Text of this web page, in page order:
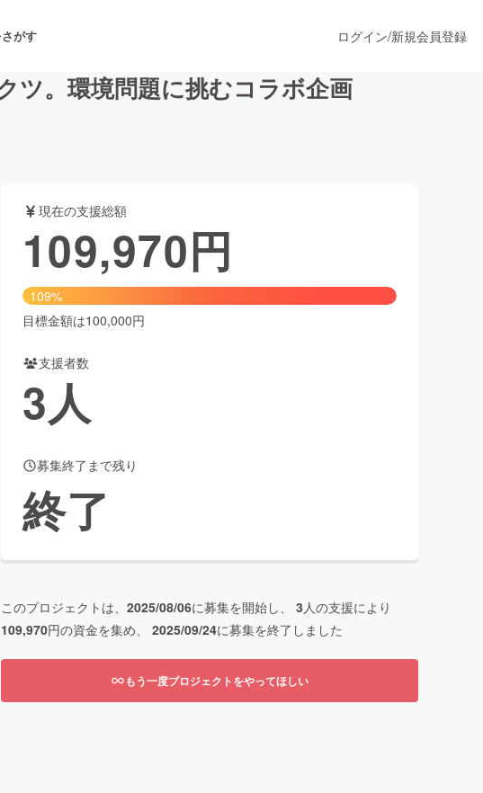
がす
ォーマンス
店 ファッション
・ヘルスケア
ログイン/新規会員登録
ツ。環境問題に挑むコラボ企画
現在の支援総額
109,970円
109%
目標金額は100,000円
支援者数
3人
募集終了まで残り
終了
このプロジェクトは、 2025/08/06に募集を開始し、 3人の支援により
109,970円の資金を集め、 2025/09/24に募集を終了しました
もう一度プロジェクトをやってほしい